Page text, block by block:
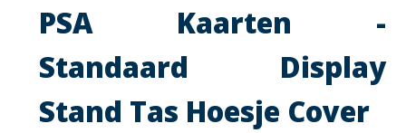
PSA Kaarten -
Standaard Display
Stand Tas Hoesje Cover